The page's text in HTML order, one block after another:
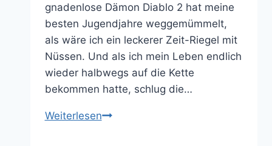
gnadenlose Dämon Diablo 2 hat meine
besten Jugendjahre weggemümmelt,
als wäre ich ein leckerer Zeit-Riegel mit
Nüssen. Und als ich mein Leben endlich
wieder halbwegs auf die Kette
bekommen hatte, schlug die…
WeiterlesenWarum